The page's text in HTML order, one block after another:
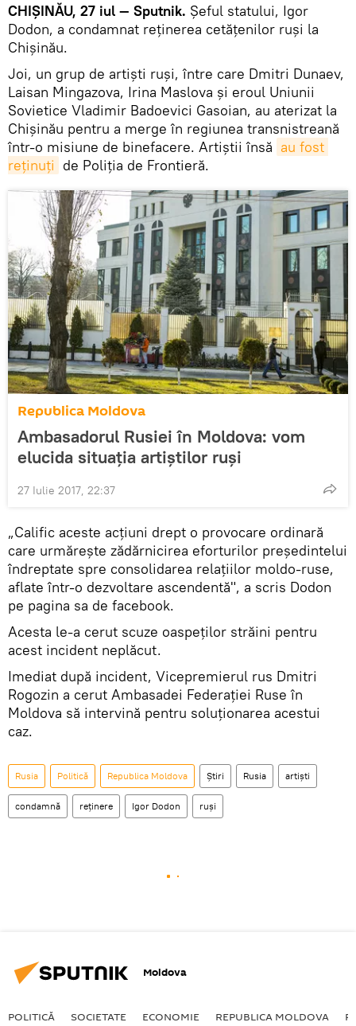
CHIŞINĂU, 27 iul — Sputnik. Şeful statului, Igor
Dodon, a condamnat reţinerea cetăţenilor ruşi la
Chişinău.
Joi, un grup de artiști ruși, între care Dmitri Dunaev,
Laisan Mingazova, Irina Maslova și eroul Uniunii
Sovietice Vladimir Badoevici Gasoian, au aterizat la
Chișinău pentru a merge în regiunea transnistreană
într-o misiune de binefacere. Artiștii însă au fost
reținuți de Poliția de Frontieră.
Republica Moldova
Ambasadorul Rusiei în Moldova: vom
elucida situaţia artiştilor ruşi
27 Iulie 2017, 22:37
„Calific aceste acţiuni drept o provocare ordinară
care urmăreşte zădărnicirea eforturilor preşedintelui
îndreptate spre consolidarea relaţiilor moldo-ruse,
aflate într-o dezvoltare ascendentă", a scris Dodon
pe pagina sa de facebook.
Acesta le-a cerut scuze oaspeţilor străini pentru
acest incident neplăcut.
Imediat după incident, Vicepremierul rus Dmitri
Rogozin a cerut Ambasadei Federaţiei Ruse în
Moldova să intervină pentru soluţionarea acestui
caz.
Rusia Politică Republica Moldova Știri Rusia artişti
condamnă reţinere Igor Dodon ruşi
Moldova
POLITICĂ SOCIETATE ECONOMIE REPUBLICA MOLDOVA